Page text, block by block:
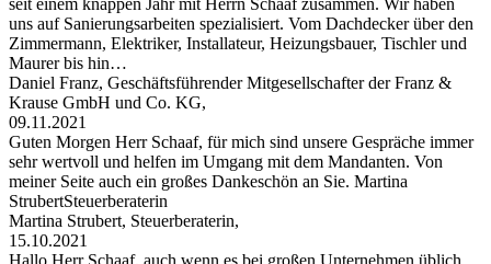
uns auf Sanierungsarbeiten spezialisiert. Vom Dachdecker über den
Zimmermann, Elektriker, Installateur, Heizungsbauer, Tischler und
Maurer bis hin…
Daniel Franz, Geschäftsführender Mitgesellschafter der Franz &
Krause GmbH und Co. KG,
09.11.2021
Guten Morgen Herr Schaaf, für mich sind unsere Gespräche immer
sehr wertvoll und helfen im Umgang mit dem Mandanten. Von
meiner Seite auch ein großes Dankeschön an Sie. Martina
StrubertSteuerberaterin
Martina Strubert, Steuerberaterin,
15.10.2021
Hallo Herr Schaaf, auch wenn es bei großen Unternehmen üblich